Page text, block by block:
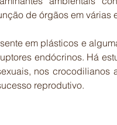
de órgãos em várias
em plásticos e
endócrinos. Há
nos crocodilianos
reprodutivo.